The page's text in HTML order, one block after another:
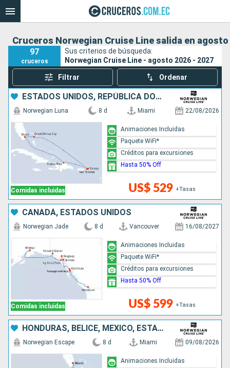
Cruceros Norwegian Cruise Line salida en agosto
97
cruceros
Sus criterios de búsqueda:
Norwegian Cruise Line - agosto 2026 - 2027
Filtrar Ordenar
ESTADOS UNIDOS, REPÚBLICA DOMINICANA, BAHAMAS
Comidas incluidas
Norwegian Luna 8 d Miami 22/08/2026
US$ 529 +Tasas
Animaciones Incluidas
Paquete WiFi*
Créditos para excursiones
Hasta 50% Off
CANADÁ, ESTADOS UNIDOS
Comidas incluidas
Norwegian Jade 8 d Vancouver 16/08/2027
US$ 599 +Tasas
Animaciones Incluidas
Paquete WiFi*
Créditos para excursiones
Hasta 50% Off
HONDURAS, BELICE, MÉXICO, ESTADOS UNIDOS
Norwegian Escape 8 d Miami 09/08/2026
Animaciones Incluidas